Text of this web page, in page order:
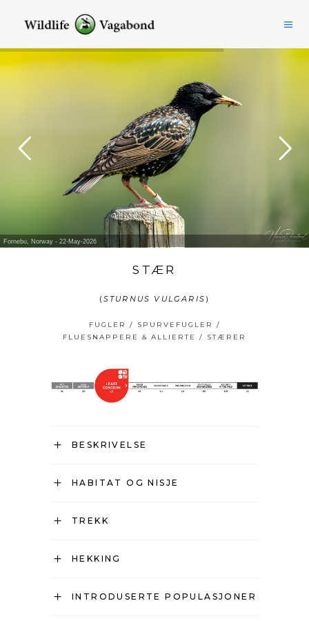
Fornebu, Norway - 22-May-2026
STÆR
( STURNUS VULGARIS )
FUGLER / SPURVEFUGLER
/
FLUESNAPPERE & ALLIERTE
/ STÆRER
BESKRIVELSE
HABITAT OG NISJE
TREKK
HEKKING
INTRODUSERTE POPULASJONER